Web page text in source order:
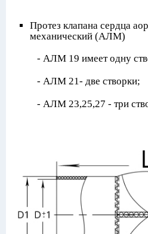
Протез клапана сердца
механический (АЛМ)
- АЛМ 19 имеет одну
- АЛМ 21- две створки;
- АЛМ 23,25,27 - три